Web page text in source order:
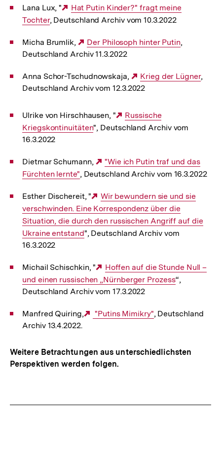
Lana Lux, "
Externer
Link:
Hat Putin Kinder?" fragt meine
Tochter, Deutschland Archiv vom 10.3.2022
Micha Brumlik,
Externer
Link:
Der Philosoph hinter Putin,
Deutschland Archiv 11.3.2022
Anna Schor-Tschudnowskaja,
Externer
Link:
Krieg der Lügner,
Deutschland Archiv vom 12.3.2022
Ulrike von Hirschhausen, "
Externer
Link:
Russische
Kriegskontinuitäten", Deutschland Archiv vom
16.3.2022
Dietmar Schumann,
Externer
Link:
"Wie ich Putin traf und das
Fürchten lernte", Deutschland Archiv vom 16.3.2022
Esther Dischereit, "
Externer
Link:
Wir bewundern sie und sie
verschwinden. Eine Korrespondenz über die
Situation, die durch den russischen Angriff auf die
Ukraine entstand", Deutschland Archiv vom
16.3.2022
Michail Schischkin, "
Externer
Link:
Hoffen auf die Stunde Null –
und einen russischen „Nürnberger Prozess“,
Deutschland Archiv vom 17.3.2022
Manfred Quiring,
Externer
"Putins Mimikry", Deutschland
Archiv 13.4.2022.
Weitere Betrachtungen aus unterschiedlichsten
Perspektiven werden folgen.